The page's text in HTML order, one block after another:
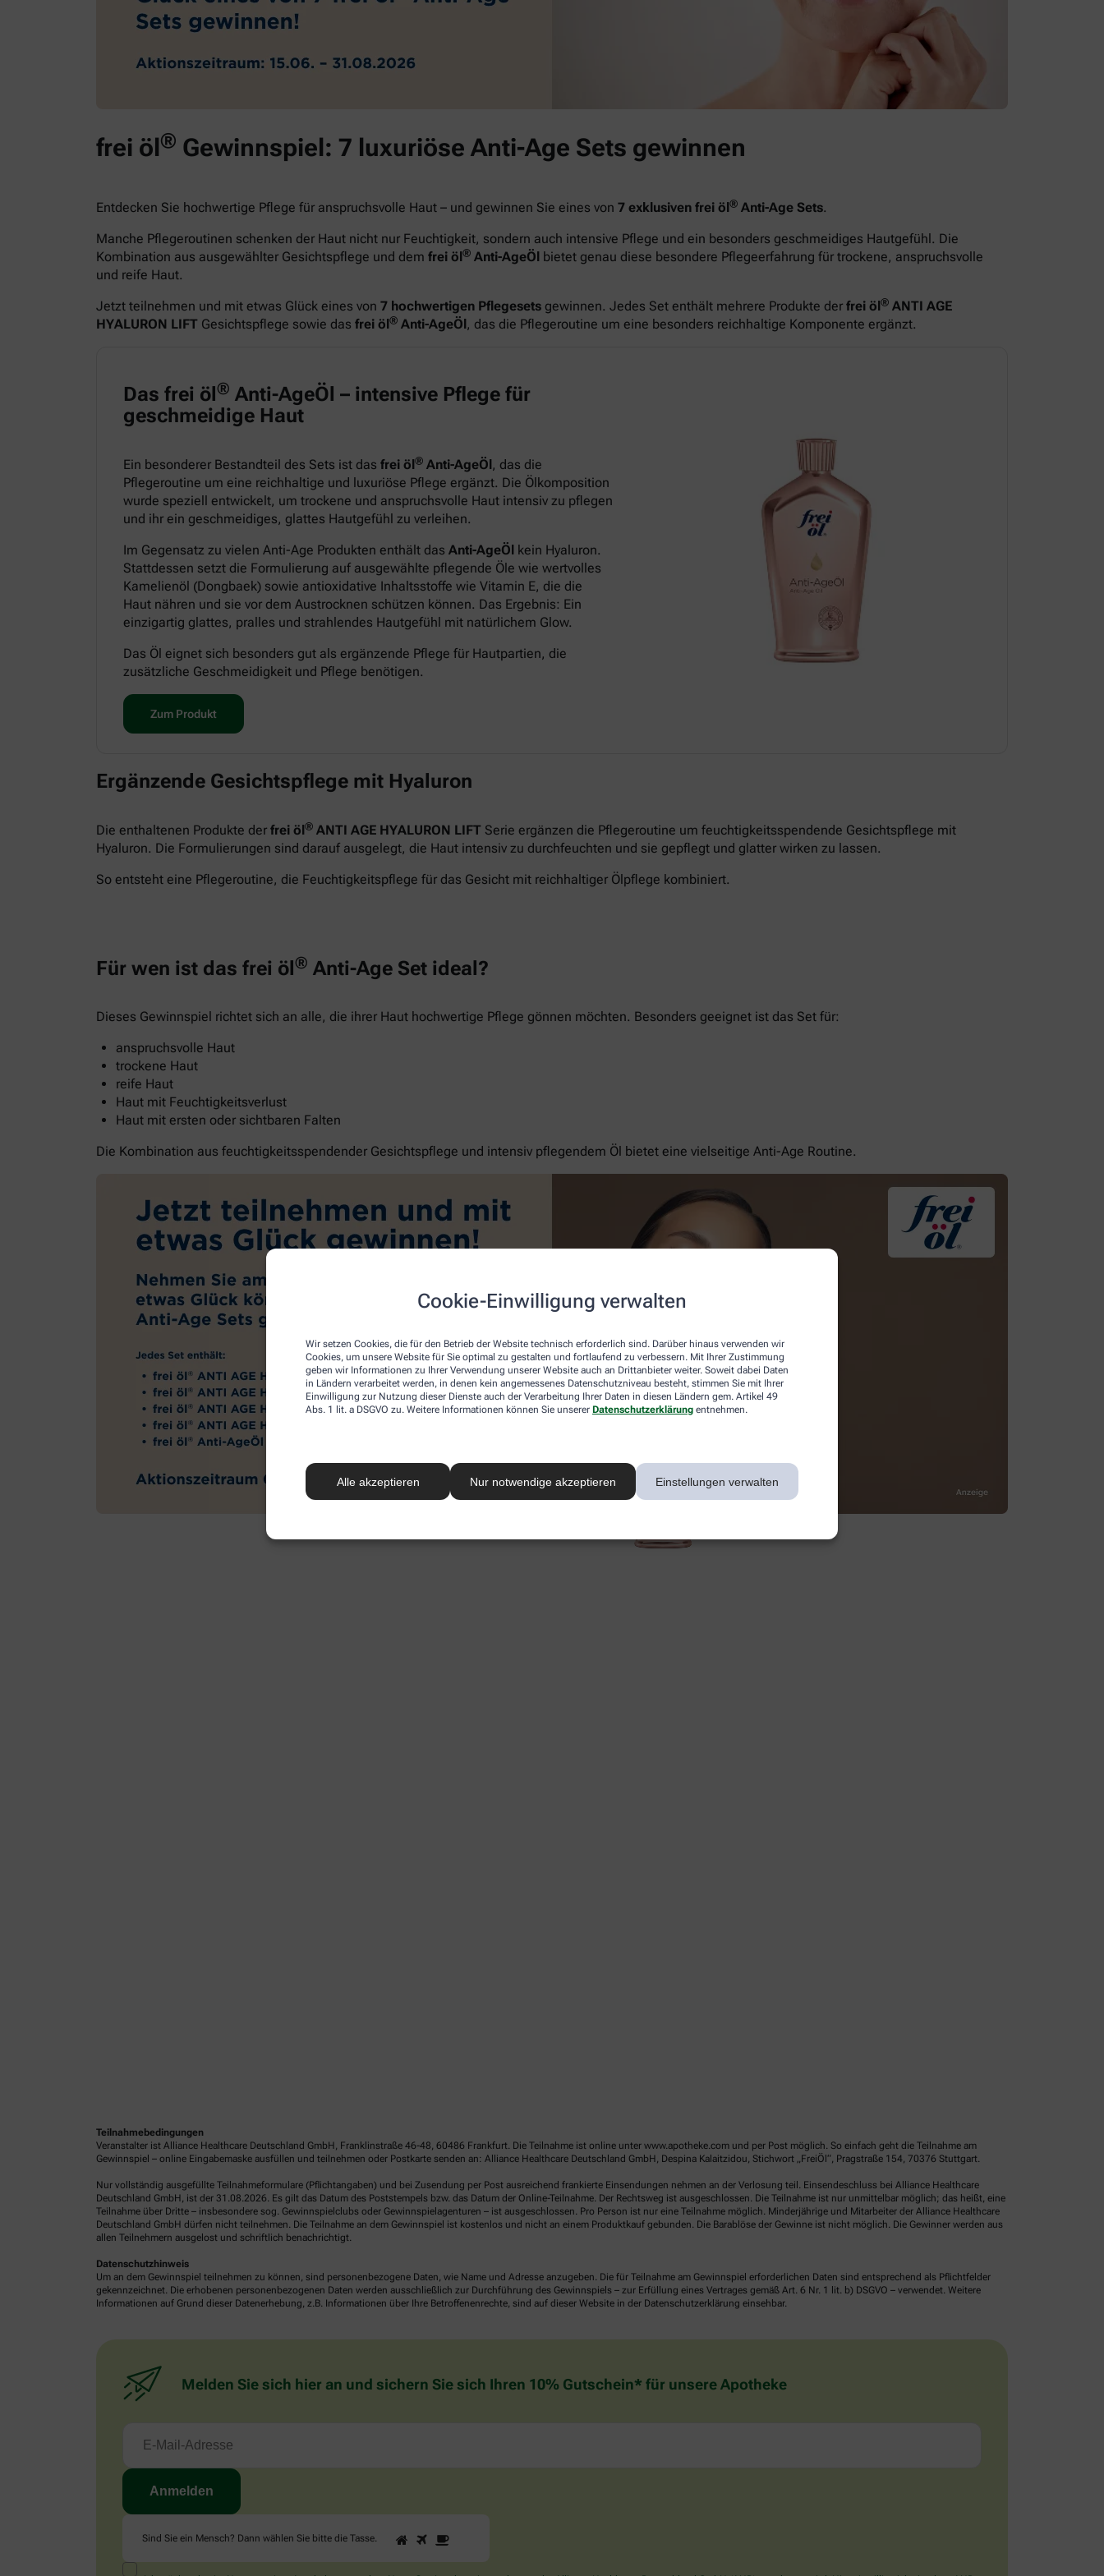
Cookie-Einwilligung verwalten
Wir setzen Cookies, die für den Betrieb der Website technisch erforderlich sind. Darüber hinaus verwenden wir
Cookies, um unsere Website für Sie optimal zu gestalten und fortlaufend zu verbessern. Mit Ihrer Zustimmung
geben wir Informationen zu Ihrer Verwendung unserer Website auch an Drittanbieter weiter. Soweit dabei Daten
in Ländern verarbeitet werden, in denen kein angemessenes Datenschutzniveau besteht, stimmen Sie mit Ihrer
Einwilligung zur Nutzung dieser Dienste auch der Verarbeitung Ihrer Daten in diesen Ländern gem. Artikel 49
Abs. 1 lit. a DSGVO zu. Weitere Informationen können Sie unserer Datenschutzerklärung entnehmen.
Alle akzeptieren Nur notwendige akzeptieren Einstellungen verwalten
frei öl® Gewinnspiel: 7 luxuriöse Anti-Age Sets gewinnen
Entdecken Sie hochwertige Pflege für anspruchsvolle Haut – und gewinnen Sie eines von 7 exklusiven frei öl® Anti-Age Sets.
Manche Pflegeroutinen schenken der Haut nicht nur Feuchtigkeit, sondern auch intensive Pflege und ein besonders geschmeidiges Hautgefühl. Die
Kombination aus ausgewählter Gesichtspflege und dem frei öl® Anti-AgeÖl bietet genau diese besondere Pflegeerfahrung für trockene, anspruchsvolle
und reife Haut.
Jetzt teilnehmen und mit etwas Glück eines von 7 hochwertigen Pflegesets gewinnen. Jedes Set enthält mehrere Produkte der frei öl® ANTI AGE
HYALURON LIFT Gesichtspflege sowie das frei öl® Anti-AgeÖl, das die Pflegeroutine um eine besonders reichhaltige Komponente ergänzt.
Das frei öl ® Anti-AgeÖl – intensive Pflege für
geschmeidige Haut
Ein besonderer Bestandteil des Sets ist das frei öl® Anti-AgeÖl, das die
Pflegeroutine um eine reichhaltige und luxuriöse Pflege ergänzt. Die Ölkomposition
wurde speziell entwickelt, um trockene und anspruchsvolle Haut intensiv zu pflegen
und ihr ein geschmeidiges, glattes Hautgefühl zu verleihen.
Im Gegensatz zu vielen Anti-Age Produkten enthält das Anti-AgeÖl kein Hyaluron.
Stattdessen setzt die Formulierung auf ausgewählte pflegende Öle wie wertvolles
Kamelienöl (Dongbaek) sowie antioxidative Inhaltsstoffe wie Vitamin E, die die
Haut nähren und sie vor dem Austrocknen schützen können. Das Ergebnis: Ein
einzigartig glattes, pralles und strahlendes Hautgefühl mit natürlichem Glow.
Das Öl eignet sich besonders gut als ergänzende Pflege für Hautpartien, die
zusätzliche Geschmeidigkeit und Pflege benötigen.
Zum Produkt
Ergänzende Gesichtspflege mit Hyaluron
Die enthaltenen Produkte der frei öl® ANTI AGE HYALURON LIFT Serie ergänzen die Pflegeroutine um feuchtigkeitsspendende Gesichtspflege mit
Hyaluron. Die Formulierungen sind darauf ausgelegt, die Haut intensiv zu durchfeuchten und sie gepflegt und glatter wirken zu lassen.
So entsteht eine Pflegeroutine, die Feuchtigkeitspflege für das Gesicht mit reichhaltiger Ölpflege kombiniert.
Für wen ist das frei öl® Anti-Age Set ideal?
Dieses Gewinnspiel richtet sich an alle, die ihrer Haut hochwertige Pflege gönnen möchten. Besonders geeignet ist das Set für:
anspruchsvolle Haut
trockene Haut
reife Haut
Haut mit Feuchtigkeitsverlust
Haut mit ersten oder sichtbaren Falten
Die Kombination aus feuchtigkeitsspendender Gesichtspflege und intensiv pflegendem Öl bietet eine vielseitige Anti-Age Routine.
Teilnahmebedingungen
Veranstalter ist Alliance Healthcare Deutschland GmbH, Franklinstraße 46-48, 60486 Frankfurt. Die Teilnahme ist online unter www.apotheke.com und per Post möglich. So einfach geht die Teilnahme am
Gewinnspiel – online Eingabemaske ausfüllen und teilnehmen oder Postkarte senden an: Alliance Healthcare Deutschland GmbH, Despina Kalaitzidou, Stichwort „FreiÖl“, Pragstraße 154, 70376 Stuttgart.
Nur vollständig ausgefüllte Teilnahmeformulare (Pflichtangaben) und bei Zusendung per Post ausreichend frankierte Einsendungen nehmen an der Verlosung teil. Einsendeschluss bei Alliance Healthcare
Deutschland GmbH, ist der 31.08.2026. Es gilt das Datum des Poststempels bzw. das Datum der Online-Teilnahme. Der Rechtsweg ist ausgeschlossen. Die Teilnahme ist nur unmittelbar möglich; das heißt, eine
Teilnahme über Dritte – insbesondere sog. Gewinnspielclubs oder Gewinnspielagenturen – ist ausgeschlossen. Pro Person ist nur eine Teilnahme möglich. Minderjährige und Mitarbeiter der Alliance Healthcare
Deutschland GmbH dürfen nicht teilnehmen. Die Teilnahme an dem Gewinnspiel ist kostenlos und nicht an einem Produktkauf gebunden. Die Barablöse der Gewinne ist nicht möglich. Die Gewinner werden aus
allen Teilnehmern ausgelost und schriftlich benachrichtigt.
Datenschutzhinweis
Um an dem Gewinnspiel teilnehmen zu können, sind personenbezogene Daten, wie Name und Adresse anzugeben. Die für Teilnahme am Gewinnspiel erforderlichen Daten sind entsprechend als Pflichtfelder
gekennzeichnet. Die erhobenen personenbezogenen Daten werden ausschließlich zur Durchführung des Gewinnspiels – zur Erfüllung eines Vertrages gemäß Art. 6 Nr. 1 lit. b) DSGVO – verwendet. Weitere
Informationen auf Grund dieser Datenerhebung, z.B. Informationen über Ihre Betroffenenrechte, sind auf dieser Website in der Datenschutzerklärung einsehbar.
Melden Sie sich hier an und sichern Sie sich Ihren 10% Gutschein* für unsere Apotheke
Sind Sie ein Mensch? Dann wählen Sie bitte die Tasse
Sind
Sie
1 2